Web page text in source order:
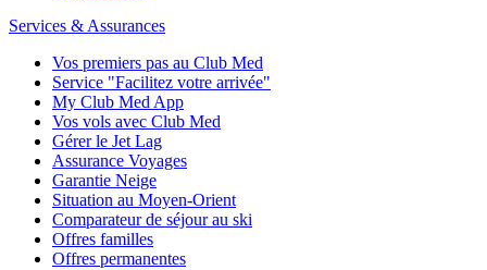
Services & Assurances
Vos premiers pas au Club Med
Service "Facilitez votre arrivée"
My Club Med App
Vos vols avec Club Med
Gérer le Jet Lag
Assurance Voyages
Garantie Neige
Situation au Moyen-Orient
Comparateur de séjour au ski
Offres familles
Offres permanentes